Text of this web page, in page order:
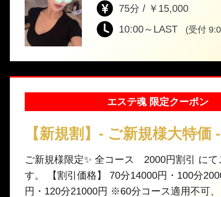
75分 / ￥15,000
10:00～LAST
(受付
エステ魂 限定クーポン
【新規割】- ご新規様大特価 -
ご新規様限定✨ 全コース 2000円割引 にてご案内致しま
す。 【割引価格】 70分14000円・100分20000円 90分16000
円・120分21000円 ※60分コース適用不可、 ※別途入会金